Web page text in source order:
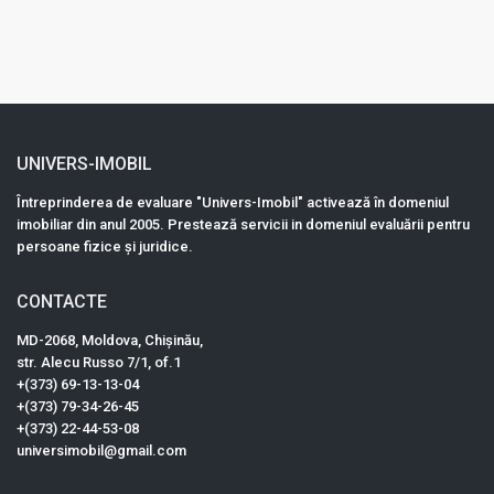
UNIVERS-IMOBIL
Întreprinderea de evaluare "Univers-Imobil" activează în domeniul
imobiliar din anul 2005. Prestează servicii in domeniul evaluării pentru
persoane fizice și juridice.
CONTACTE
MD-2068, Moldova, Chișinău,
str. Alecu Russo 7/1, оf.1
+(373) 69-13-13-04
+(373) 79-34-26-45
+(373) 22-44-53-08
universimobil@gmail.com